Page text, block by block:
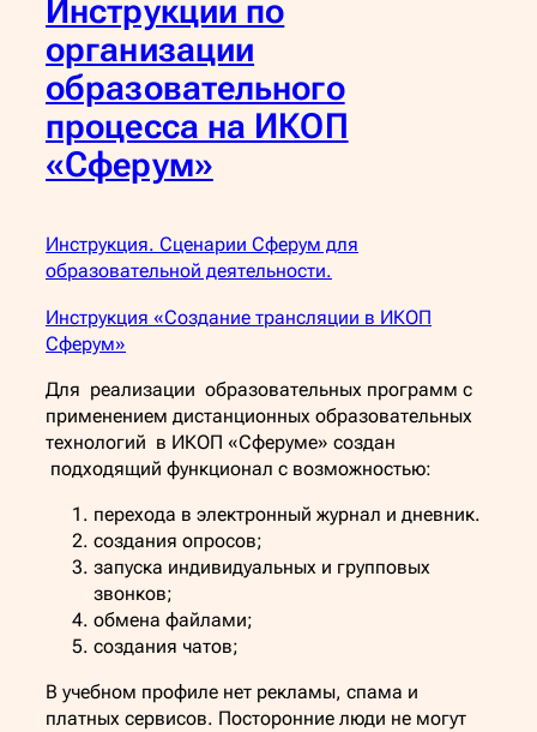
Инструкции по
организации
образовательного
процесса на ИКОП
«Сферум»
Инструкция. Сценарии Сферум для
образовательной деятельности.
Инструкция «Создание трансляции в ИКОП
Сферум»
Для реализации образовательных программ с
применением дистанционных образовательных
технологий в ИКОП «Сферуме» создан
подходящий функционал с возможностью:
перехода в электронный журнал и дневник.
создания опросов;
запуска индивидуальных и групповых
звонков;
обмена файлами;
создания чатов;
В учебном профиле нет рекламы, спама и
платных сервисов. Посторонние люди не могут